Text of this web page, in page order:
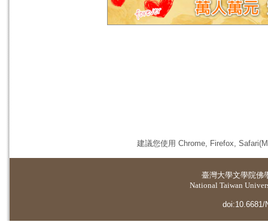
建議您使用 Chrome, Firefox,
臺灣大學文學院佛
National Taiwan
doi:10.6681/